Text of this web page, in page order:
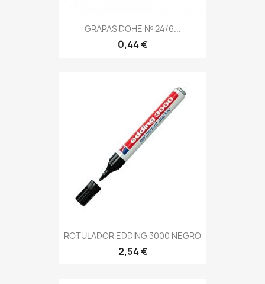
GRAPAS DOHE Nº 24/6...
0,44 €
ROTULADOR EDDING 3000 NEGRO
2,54 €